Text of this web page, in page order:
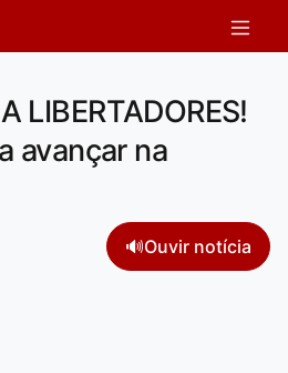
LIBERTADORES!
avançar na
🔊Ouvir notícia